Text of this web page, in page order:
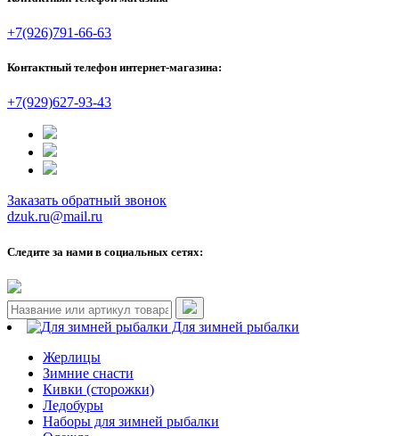
+7(926)791-66-63
Контактный телефон интернет-магазина:
+7(929)627-93-43
Заказать обратный звонок
dzuk.ru@mail.ru
Следите за нами в социальных сетях:
Для зимней рыбалки
Жерлицы
Зимние снасти
Кивки (сторожки)
Ледобуры
Наборы для зимней рыбалки